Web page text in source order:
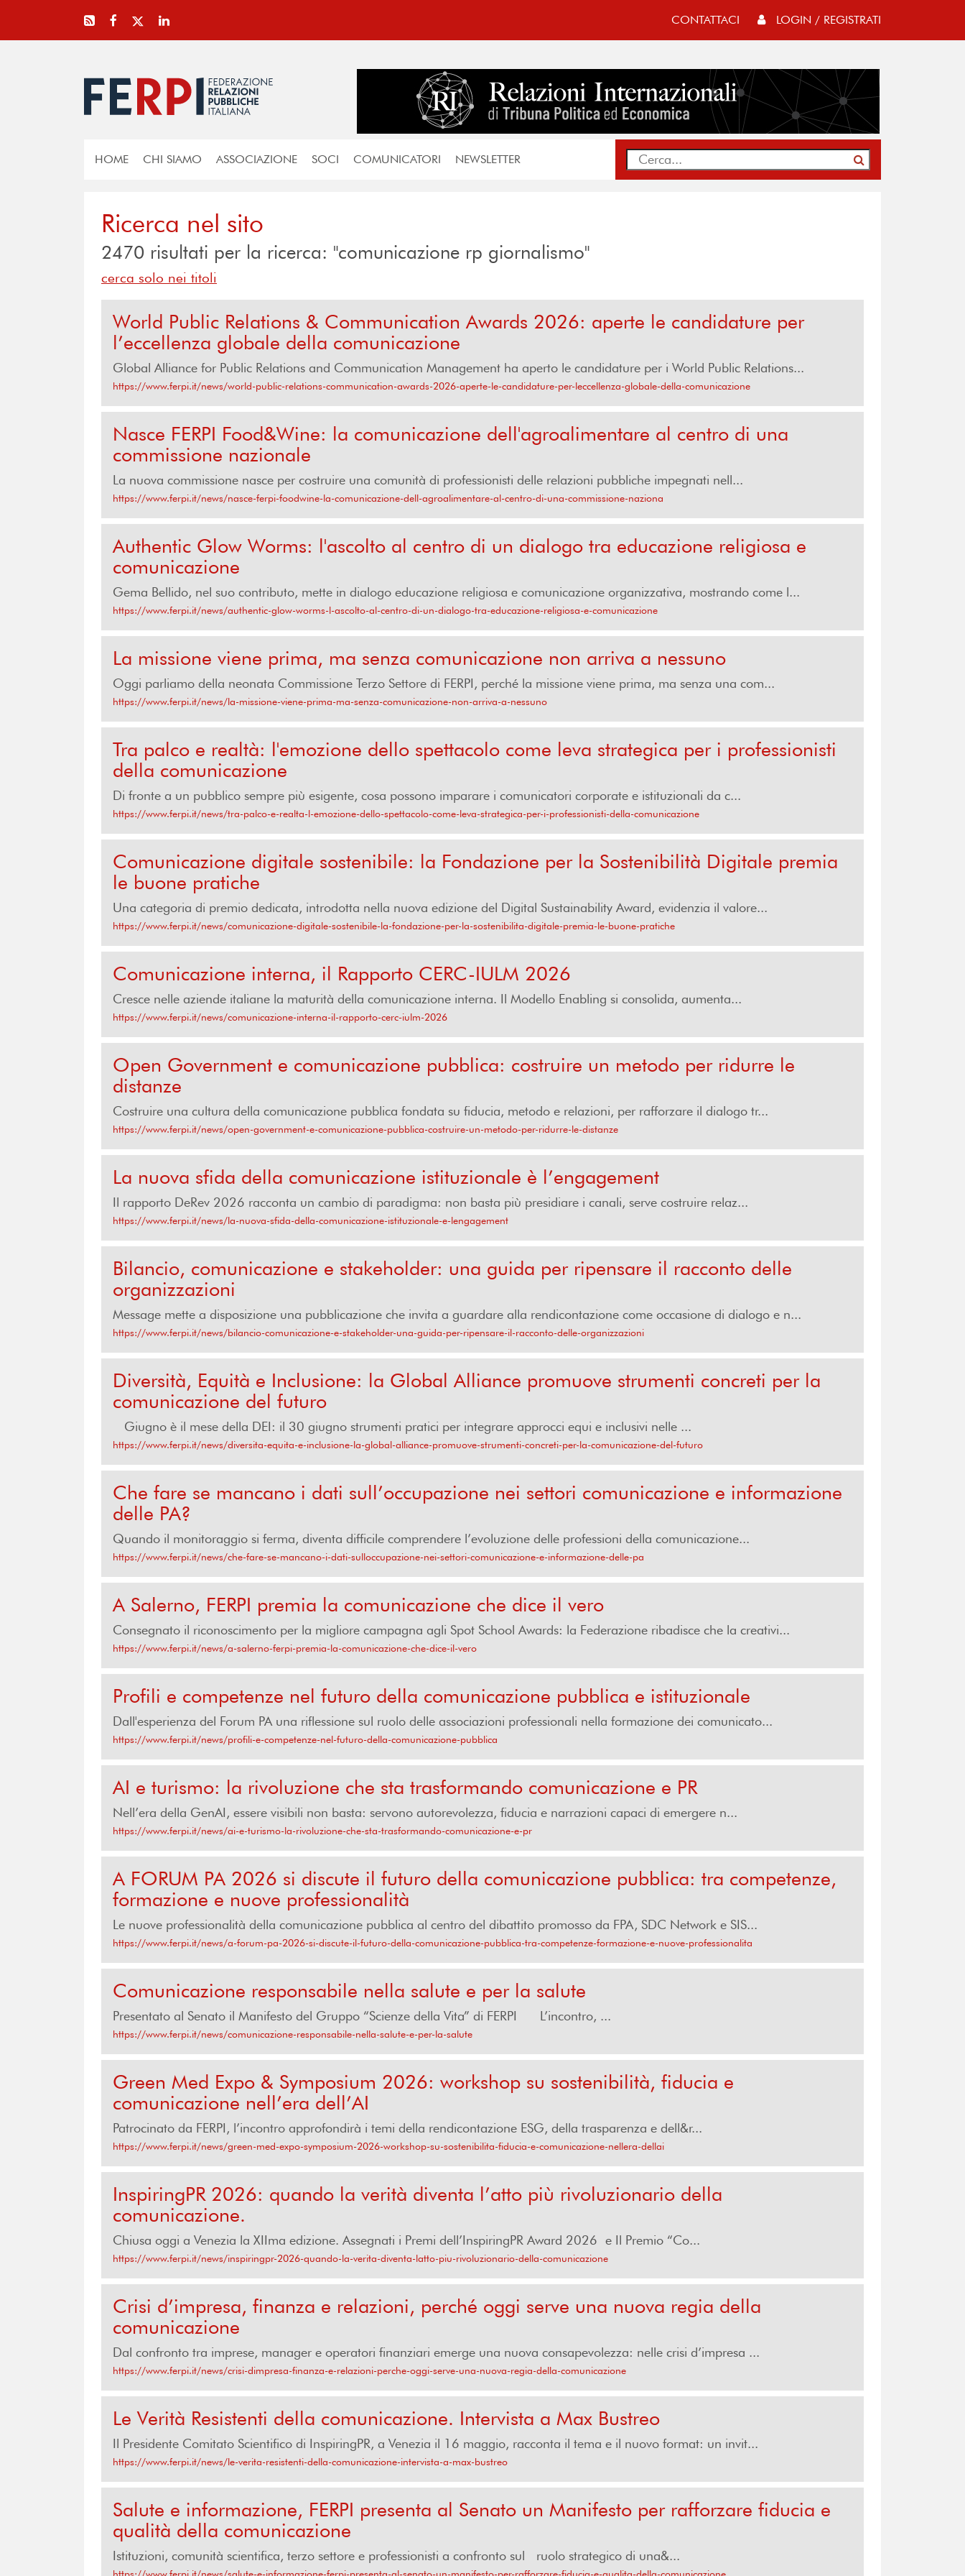
CONTATTACI LOGIN / REGISTRATI
HOME CHI SIAMO ASSOCIAZIONE SOCI COMUNICATORI NEWSLETTER
Ricerca nel sito
2470 risultati per la ricerca: "comunicazione rp giornalismo"
cerca solo nei titoli
World Public Relations & Communication Awards 2026: aperte le candidature per
l’eccellenza globale della comunicazione
Global Alliance for Public Relations and Communication Management ha aperto le candidature per i World Public Relations...
https://www.ferpi.it/news/world-public-relations-communication-awards-2026-aperte-le-candidature-per-leccellenza-globale-della-comunicazione
Nasce FERPI Food&Wine: la comunicazione dell'agroalimentare al centro di una
commissione nazionale
La nuova commissione nasce per costruire una comunità di professionisti delle relazioni pubbliche impegnati nell...
https://www.ferpi.it/news/nasce-ferpi-foodwine-la-comunicazione-dell-agroalimentare-al-centro-di-una-commissione-naziona
Authentic Glow Worms: l'ascolto al centro di un dialogo tra educazione religiosa e
comunicazione
Gema Bellido, nel suo contributo, mette in dialogo educazione religiosa e comunicazione organizzativa, mostrando come l...
https://www.ferpi.it/news/authentic-glow-worms-l-ascolto-al-centro-di-un-dialogo-tra-educazione-religiosa-e-comunicazione
La missione viene prima, ma senza comunicazione non arriva a nessuno
Oggi parliamo della neonata Commissione Terzo Settore di FERPI, perché la missione viene prima, ma senza una com...
https://www.ferpi.it/news/la-missione-viene-prima-ma-senza-comunicazione-non-arriva-a-nessuno
Tra palco e realtà: l'emozione dello spettacolo come leva strategica per i professionisti
della comunicazione
Di fronte a un pubblico sempre più esigente, cosa possono imparare i comunicatori corporate e istituzionali da c...
https://www.ferpi.it/news/tra-palco-e-realta-l-emozione-dello-spettacolo-come-leva-strategica-per-i-professionisti-della-comunicazione
Comunicazione digitale sostenibile: la Fondazione per la Sostenibilità Digitale premia
le buone pratiche
Una categoria di premio dedicata, introdotta nella nuova edizione del Digital Sustainability Award, evidenzia il valore...
https://www.ferpi.it/news/comunicazione-digitale-sostenibile-la-fondazione-per-la-sostenibilita-digitale-premia-le-buone-pratiche
Comunicazione interna, il Rapporto CERC-IULM 2026
Cresce nelle aziende italiane la maturità della comunicazione interna. Il Modello Enabling si consolida, aumenta...
https://www.ferpi.it/news/comunicazione-interna-il-rapporto-cerc-iulm-2026
Open Government e comunicazione pubblica: costruire un metodo per ridurre le
distanze
Costruire una cultura della comunicazione pubblica fondata su fiducia, metodo e relazioni, per rafforzare il dialogo tr...
https://www.ferpi.it/news/open-government-e-comunicazione-pubblica-costruire-un-metodo-per-ridurre-le-distanze
La nuova sfida della comunicazione istituzionale è l’engagement
Il rapporto DeRev 2026 racconta un cambio di paradigma: non basta più presidiare i canali, serve costruire relaz...
https://www.ferpi.it/news/la-nuova-sfida-della-comunicazione-istituzionale-e-lengagement
Bilancio, comunicazione e stakeholder: una guida per ripensare il racconto delle
organizzazioni
Message mette a disposizione una pubblicazione che invita a guardare alla rendicontazione come occasione di dialogo e n...
https://www.ferpi.it/news/bilancio-comunicazione-e-stakeholder-una-guida-per-ripensare-il-racconto-delle-organizzazioni
Diversità, Equità e Inclusione: la Global Alliance promuove strumenti concreti per la
comunicazione del futuro
Giugno è il mese della DEI: il 30 giugno strumenti pratici per integrare approcci equi e inclusivi nelle ...
https://www.ferpi.it/news/diversita-equita-e-inclusione-la-global-alliance-promuove-strumenti-concreti-per-la-comunicazione-del-futuro
Che fare se mancano i dati sull’occupazione nei settori comunicazione e informazione
delle PA?
Quando il monitoraggio si ferma, diventa difficile comprendere l’evoluzione delle professioni della comunicazione...
https://www.ferpi.it/news/che-fare-se-mancano-i-dati-sulloccupazione-nei-settori-comunicazione-e-informazione-delle-pa
A Salerno, FERPI premia la comunicazione che dice il vero
Consegnato il riconoscimento per la migliore campagna agli Spot School Awards: la Federazione ribadisce che la creativi...
https://www.ferpi.it/news/a-salerno-ferpi-premia-la-comunicazione-che-dice-il-vero
Profili e competenze nel futuro della comunicazione pubblica e istituzionale
Dall'esperienza del Forum PA una riflessione sul ruolo delle associazioni professionali nella formazione dei comunicato...
https://www.ferpi.it/news/profili-e-competenze-nel-futuro-della-comunicazione-pubblica
AI e turismo: la rivoluzione che sta trasformando comunicazione e PR
Nell’era della GenAI, essere visibili non basta: servono autorevolezza, fiducia e narrazioni capaci di emergere n...
https://www.ferpi.it/news/ai-e-turismo-la-rivoluzione-che-sta-trasformando-comunicazione-e-pr
A FORUM PA 2026 si discute il futuro della comunicazione pubblica: tra competenze,
formazione e nuove professionalità
Le nuove professionalità della comunicazione pubblica al centro del dibattito promosso da FPA, SDC Network e SIS...
https://www.ferpi.it/news/a-forum-pa-2026-si-discute-il-futuro-della-comunicazione-pubblica-tra-competenze-formazione-e-nuove-professionalita
Comunicazione responsabile nella salute e per la salute
Presentato al Senato il Manifesto del Gruppo “Scienze della Vita” di FERPI L’incontro, ...
https://www.ferpi.it/news/comunicazione-responsabile-nella-salute-e-per-la-salute
Green Med Expo & Symposium 2026: workshop su sostenibilità, fiducia e
comunicazione nell’era dell’AI
Patrocinato da FERPI, l’incontro approfondirà i temi della rendicontazione ESG, della trasparenza e dell&r...
https://www.ferpi.it/news/green-med-expo-symposium-2026-workshop-su-sostenibilita-fiducia-e-comunicazione-nellera-dellai
InspiringPR 2026: quando la verità diventa l’atto più rivoluzionario della
comunicazione.
Chiusa oggi a Venezia la XIIma edizione. Assegnati i Premi dell’InspiringPR Award 2026 e Il Premio “Co...
https://www.ferpi.it/news/inspiringpr-2026-quando-la-verita-diventa-latto-piu-rivoluzionario-della-comunicazione
Crisi d’impresa, finanza e relazioni, perché oggi serve una nuova regia della
comunicazione
Dal confronto tra imprese, manager e operatori finanziari emerge una nuova consapevolezza: nelle crisi d’impresa ...
https://www.ferpi.it/news/crisi-dimpresa-finanza-e-relazioni-perche-oggi-serve-una-nuova-regia-della-comunicazione
Le Verità Resistenti della comunicazione. Intervista a Max Bustreo
Il Presidente Comitato Scientifico di InspiringPR, a Venezia il 16 maggio, racconta il tema e il nuovo format: un invit...
https://www.ferpi.it/news/le-verita-resistenti-della-comunicazione-intervista-a-max-bustreo
Salute e informazione, FERPI presenta al Senato un Manifesto per rafforzare fiducia e
qualità della comunicazione
Istituzioni, comunità scientifica, terzo settore e professionisti a confronto sul ruolo strategico di una&...
https://www.ferpi.it/news/salute-e-informazione-ferpi-presenta-al-senato-un-manifesto-per-rafforzare-fiducia-e-qualita-della-comunicazione